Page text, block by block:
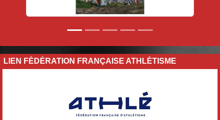
LIEN FÉDÉRATION FRANÇAISE ATHLÉTISME